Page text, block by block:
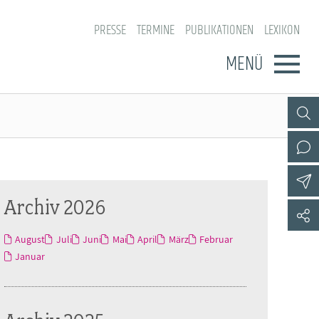
PRESSE TERMINE PUBLIKATIONEN LEXIKON
MENÜ
Archiv 2026
August Juli Juni Mai April März
Februar
Januar